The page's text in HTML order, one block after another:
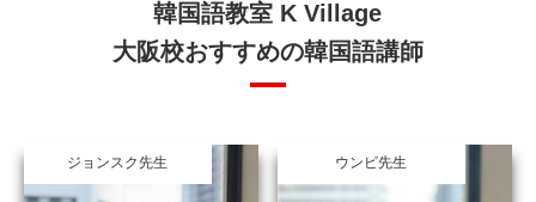
韓国語教室 K Village
大阪校おすすめの韓国語講師
ジョンスク先生 ウンビ先生